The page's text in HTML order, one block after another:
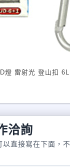
燈 雷射光 登山扣
洽詢
以直接寫在下面，